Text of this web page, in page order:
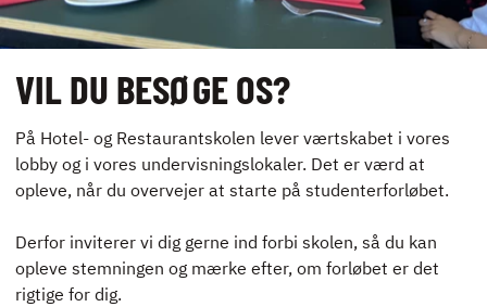
VIL DU BESØGE OS?
På Hotel- og Restaurantskolen lever værtskabet i vores
lobby og i vores undervisningslokaler. Det er værd at
opleve, når du overvejer at starte på studenterforløbet.
Derfor inviterer vi dig gerne ind forbi skolen, så du kan
opleve stemningen og mærke efter, om forløbet er det
rigtige for dig.